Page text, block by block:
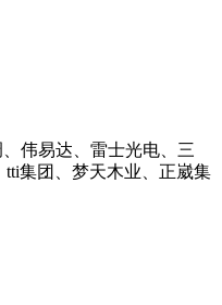
伟易达、雷士光电、三
集团、梦天木业、正崴集